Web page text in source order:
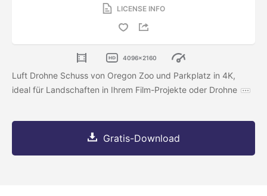
LICENSE INFO
4096x2160
Luft Drohne Schuss von Oregon Zoo und Parkplatz in 4K,
ideal für Landschaften in Ihrem Film-Projekte oder Drohne
Gratis-Download